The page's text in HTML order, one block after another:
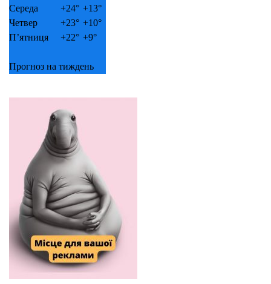
Середа +24° +13°
Четвер
+23° +10°
П’ятниця
+22° +9°
Прогноз на тиждень